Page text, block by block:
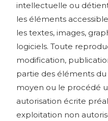
intellectuelle ou
les éléments
les textes, images,
logiciels. Toute
modification,
partie des éléments
moyen ou le procédé
autorisation écrite
exploitation non